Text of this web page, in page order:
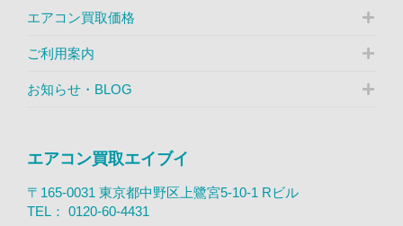
エアコン買取価格
ご利用案内
お知らせ・BLOG
エアコン買取エイブイ
〒165-0031 東京都中野区上鷺宮5-10-1 Rビル
TEL： 0120-60-4431